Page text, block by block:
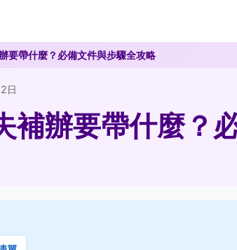
要帶什麼？必備文件與步驟全攻略
日
補辦要帶什麼？